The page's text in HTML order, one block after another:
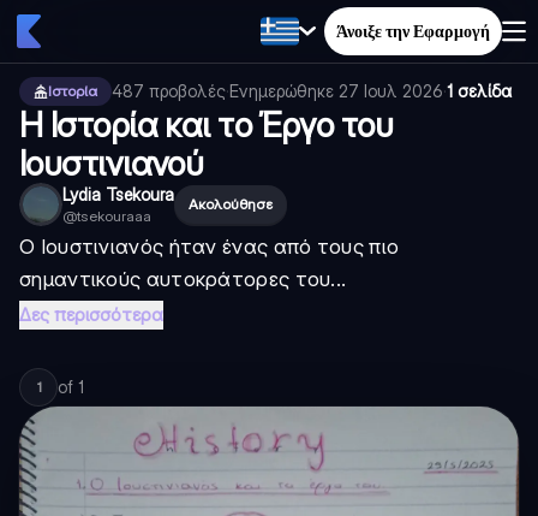
Άνοιξε την Εφαρμογή
Ιστορία 487 προβολές·Ενημερώθηκε 27 Ιουλ 2026·1 σελίδα
Η Ιστορία και το Έργο του
Ιουστινιανού
Lydia Tsekoura
@tsekouraaa
Ακολούθησε
Ο Ιουστινιανός ήταν ένας από τους πιο
σημαντικούς αυτοκράτορες του...
Δες περισσότερα
1 of 1